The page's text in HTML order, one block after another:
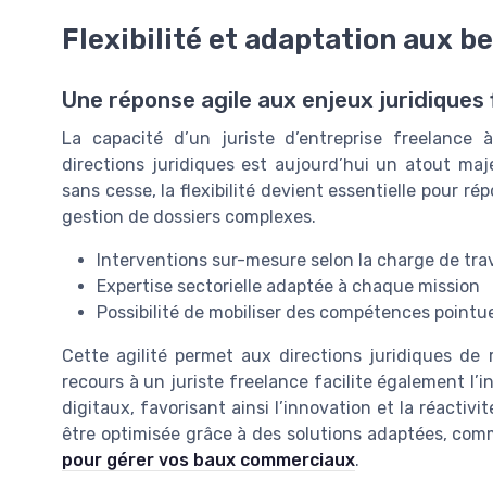
Flexibilité et adaptation aux
Une réponse agile aux enjeux
La capacité d’un juriste d’entreprise freelance
directions juridiques est aujourd’hui un atout
sans cesse, la flexibilité devient essentielle pour
gestion de dossiers complexes.
Interventions sur-mesure selon la charge de
Expertise sectorielle adaptée à chaque mission
Possibilité de mobiliser des compétences
Cette agilité permet aux directions juridiques
recours à un juriste freelance facilite également
digitaux, favorisant ainsi l’innovation et la
être optimisée grâce à des solutions adaptées,
pour gérer vos baux commerciaux.